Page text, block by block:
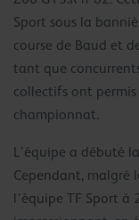
Sport sous la
course de Baud et
tant que
collectifs ont
championnat.
L’équipe a débuté
Cependant, malgré
l’équipe TF Sport à